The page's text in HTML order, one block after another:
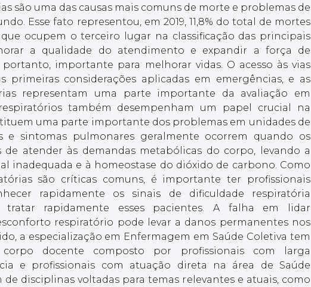
são uma das causas mais comuns de morte e problemas de
Esse fato representou, em 2019, 11,8% do total de mortes
ocupem o terceiro lugar na classificação das principais
a qualidade do atendimento e expandir a força de
importante para melhorar vidas. O acesso às vias
primeiras considerações aplicadas em emergências, e as
representam uma parte importante da avaliação em
também desempenham um papel crucial na
uma parte importante dos problemas em unidades de
e sintomas pulmonares geralmente ocorrem quando os
de atender às demandas metabólicas do corpo, levando a
inadequada e à homeostase do dióxido de carbono. Como
são críticas comuns, é importante ter profissionais
rapidamente os sinais de dificuldade respiratória
rapidamente esses pacientes. A falha em lidar
respiratório pode levar a danos permanentes nos
a especialização em Enfermagem em Saúde Coletiva tem
docente composto por profissionais com larga
e profissionais com atuação direta na área de Saúde
disciplinas voltadas para temas relevantes e atuais, como